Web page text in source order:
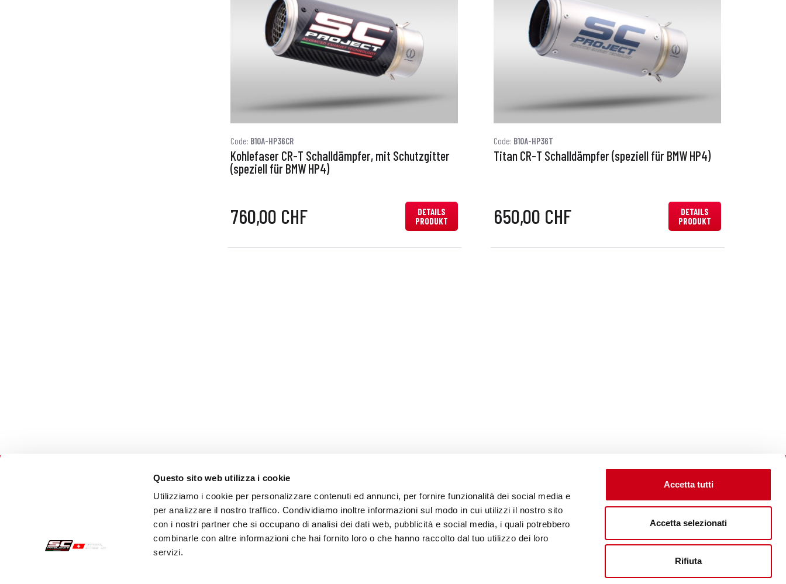
Questo sito web utilizza i cookie
Utilizziamo i cookie per personalizzare contenuti ed annunci, per fornire funzionalità dei social media e
per analizzare il nostro traffico. Condividiamo inoltre informazioni sul modo in cui utilizzi il nostro sito
con i nostri partner che si occupano di analisi dei dati web, pubblicità e social media, i quali potrebbero
combinarle con altre informazioni che hai fornito loro o che hanno raccolto dal tuo utilizzo dei loro
servizi.
Accetta tutti
Accetta selezionati
Rifiuta
Code: B10A-HP36CR
Kohlefaser CR-T Schalldämpfer, mit Schutzgitter
(speziell für BMW HP4)
760,00 CHF
DETAILS
PRODUKT
Code: B10A-HP36T
Titan CR-T Schalldämpfer (speziell für BMW HP4)
650,00 CHF
DETAILS
PRODUKT
Sichere Aufträge
Widerrufsercht
Kundendienst
Sendung
Follow us
Unternehmenswebsite aufsuchen